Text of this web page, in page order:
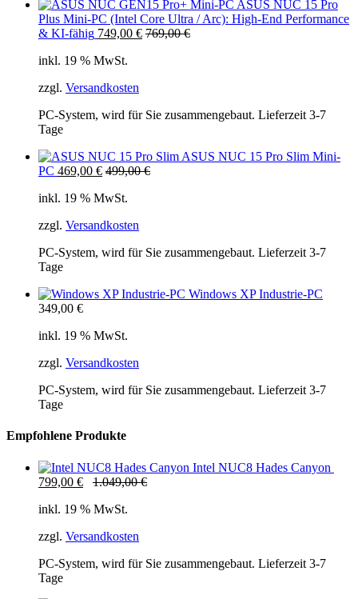
ASUS NUC 15 Pro
Plus Mini-PC (Intel Core Ultra / Arc): High-End Performance
& KI-fähig 749,00 € 769,00€
inkl. 19 % MwSt.
zzgl. Versandkosten
PC-System, wird für Sie zusammengebaut. Lieferzeit 3-7
Tage
ASUS NUC 15 Pro Slim Mini-
PC 469,00 € 499,00€
inkl. 19 % MwSt.
zzgl. Versandkosten
PC-System, wird für Sie zusammengebaut. Lieferzeit 3-7
Tage
Windows XP Industrie-PC
349,00 €
inkl. 19 % MwSt.
zzgl. Versandkosten
PC-System, wird für Sie zusammengebaut. Lieferzeit 3-7
Tage
Empfohlene Produkte
Intel NUC8 Hades Canyon
799,00 € 1.049,00€
inkl. 19 % MwSt.
zzgl. Versandkosten
PC-System, wird für Sie zusammengebaut. Lieferzeit 3-7
Tage